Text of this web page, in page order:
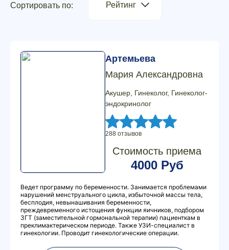
Сортировать по: Рейтинг
Артемьева
Мария Александровна
Акушер, Гинеколог, Гинеколог-
эндокринолог
288 отзывов
Стоимость приема
4000 Руб
Ведет программу по беременности. Занимается проблемами
нарушений менструального цикла, избыточной массы тела,
бесплодия, невынашивания беременности,
преждевременного истощения функции яичников, подбором
ЗГТ (заместительной гормональной терапии) пациенткам в
преклимактерическом периоде. Также УЗИ-специалист в
гинекологии. Проводит гинекологические операции.